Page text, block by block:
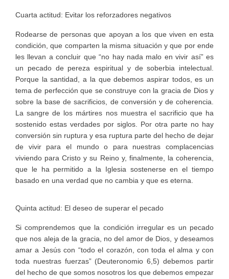
Cuarta actitud: Evitar los reforzadores negativos
Rodearse de personas que apoyan a los que viven en esta
condición, que comparten la misma situación y que por ende
les llevan a concluir que “no hay nada malo en vivir así” es
un pecado de pereza espiritual y de soberbia intelectual.
Porque la santidad, a la que debemos aspirar todos, es un
tema de perfección que se construye con la gracia de Dios y
sobre la base de sacrificios, de conversión y de coherencia.
La sangre de los mártires nos muestra el sacrificio que ha
sostenido estas verdades por siglos. Por otra parte no hay
conversión sin ruptura y esa ruptura parte del hecho de dejar
de vivir para el mundo o para nuestras complacencias
viviendo para Cristo y su Reino y, finalmente, la coherencia,
que le ha permitido a la Iglesia sostenerse en el tiempo
basado en una verdad que no cambia y que es eterna.
Quinta actitud: El deseo de superar el pecado
Si comprendemos que la condición irregular es un pecado
que nos aleja de la gracia, no del amor de Dios, y deseamos
amar a Jesús con “todo el corazón, con toda el alma y con
toda nuestras fuerzas” (Deuteronomio 6,5) debemos partir
del hecho de que somos nosotros los que debemos empezar